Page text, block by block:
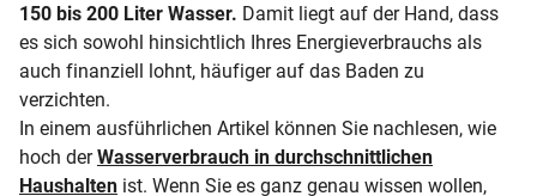
150 bis 200 Liter Wasser. Damit liegt auf der Hand, dass
es sich sowohl hinsichtlich Ihres Energieverbrauchs als
auch finanziell lohnt, häufiger auf das Baden zu
verzichten.
In einem ausführlichen Artikel können Sie nachlesen, wie
hoch derWasserverbrauch in durchschnittlichen
Haushalten ist. Wenn Sie es ganz genau wissen wollen,